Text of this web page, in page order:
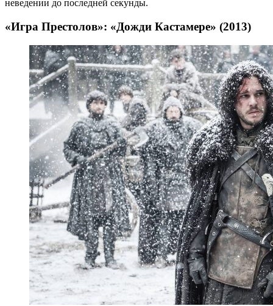
неведении до последней секунды.
«Игра Престолов»: «Дожди Кастамере» (2013)